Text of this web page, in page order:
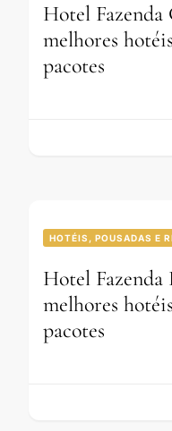
Hotel
melhores
pacotes
HOTÉIS, POUSADAS E
Hotel Fazenda
melhores
pacotes